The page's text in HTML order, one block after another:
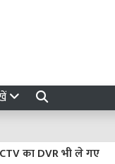
DVR भी ले गए